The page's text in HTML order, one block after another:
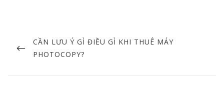
navigation
PREVIOUS
POST
CẦN LƯU Ý GÌ ĐIỀU GÌ KHI THUÊ MÁY
PHOTOCOPY?